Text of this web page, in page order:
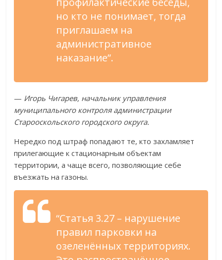
но кто не понимает, тогда
приглашаем на
административное
наказание”.
— Игорь Чигарев, начальник управления
муниципального контроля администрации
Старооскольского городского округа.
Нередко под штраф попадают те, кто захламляет
прилегающие к стационарным объектам
территории, а чаще всего, позволяющие себе
въезжать на газоны.
“Статья 3.27 – нарушение
правил парковки на
озеленённых территориях.